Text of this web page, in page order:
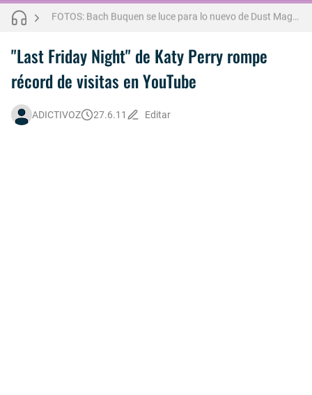
FOTOS: Connor Storrie posa para lo nuevo de Cultured [2025]
"Last Friday Night" de Katy Perry rompe
récord de visitas en YouTube
ADICTIVOZ 27.6.11 Editar